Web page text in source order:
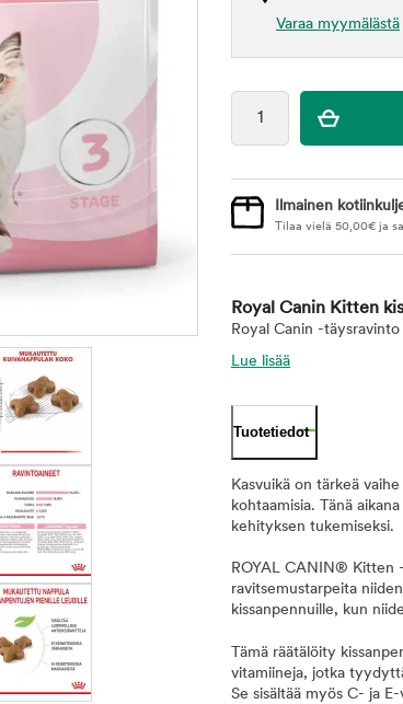
Varaa myymälästä
Ilmainen
Tilaa vielä 50,00€ ja
Royal Canin Kitten
Royal Canin -täysravinto
Lue lisää
Tuotetiedot
Kasvuikä on tärkeä
kohtaamisia. Tänä
kehityksen tukemiseksi.
ROYAL CANIN® Kitten
ravitsemustarpeita
kissanpennuille, kun
Tämä räätälöity
vitamiineja, jotka
Se sisältää myös C- ja